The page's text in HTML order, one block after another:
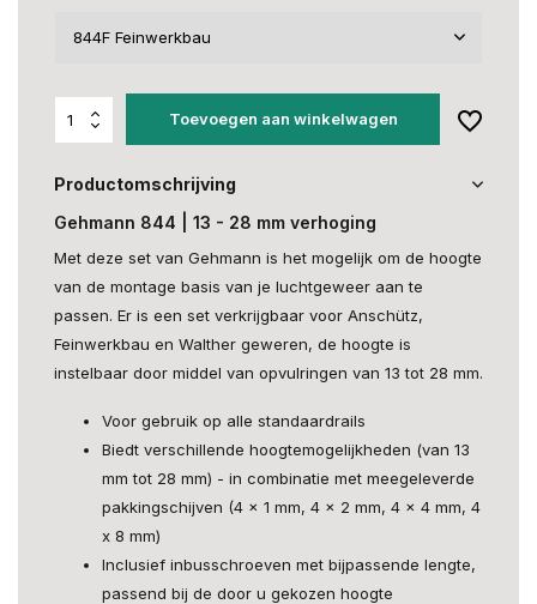
Toevoegen aan winkelwagen
Productomschrijving
Gehmann 844 | 13 - 28 mm verhoging
Met deze set van Gehmann is het mogelijk om de hoogte
van de montage basis van je luchtgeweer aan te
passen. Er is een set verkrijgbaar voor Anschütz,
Feinwerkbau en Walther geweren, de hoogte is
instelbaar door middel van opvulringen van 13 tot 28 mm.
Voor gebruik op alle standaardrails
Biedt verschillende hoogtemogelijkheden (van 13
mm tot 28 mm) - in combinatie met meegeleverde
pakkingschijven (4 x 1 mm, 4 x 2 mm, 4 x 4 mm, 4
x 8 mm)
Inclusief inbusschroeven met bijpassende lengte,
passend bij de door u gekozen hoogte